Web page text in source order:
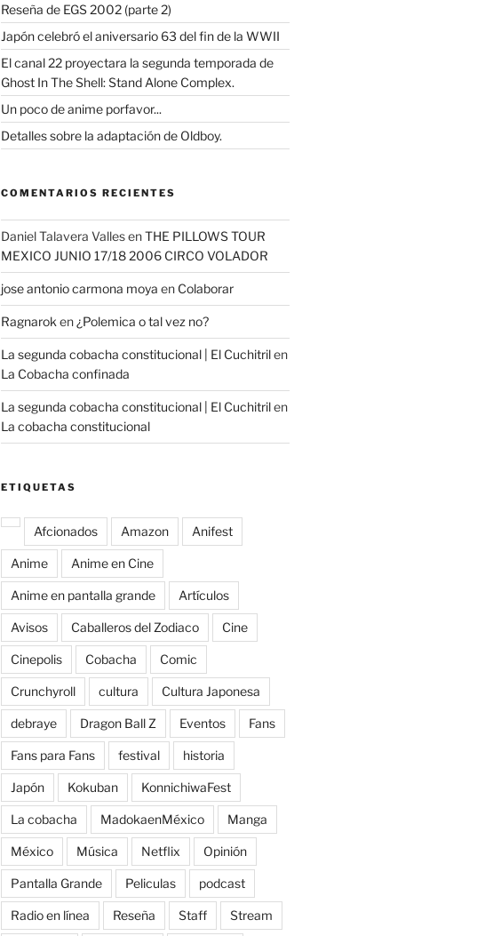
Reseña de EGS 2002 (parte 2)
Japón celebró el aniversario 63 del fin de la WWII
El canal 22 proyectara la segunda temporada de
Ghost In The Shell: Stand Alone Complex.
Un poco de anime porfavor...
Detalles sobre la adaptación de Oldboy.
COMENTARIOS RECIENTES
Daniel Talavera VallesenTHE PILLOWS TOUR
MEXICO JUNIO 17/18 2006 CIRCO VOLADOR
jose antonio carmona moya en Colaborar
Ragnarok en¿Polemica o tal vez no?
La segunda cobacha constitucional | El Cuchitrilen
La Cobacha confinada
La segunda cobacha constitucional | El Cuchitrilen
La cobacha constitucional
ETIQUETAS
Afcionados Amazon Anifest
Anime Anime en Cine
Anime en pantalla grande Artículos
Avisos Caballeros del Zodiaco Cine
Cinepolis Cobacha Comic
Crunchyroll cultura Cultura Japonesa
debraye Dragon Ball Z Eventos Fans
Fans para Fans festival historia
Japón Kokuban KonnichiwaFest
La cobacha MadokaenMéxico Manga
México Música Netflix Opinión
Pantalla Grande Peliculas podcast
Radio en línea Reseña Staff Stream